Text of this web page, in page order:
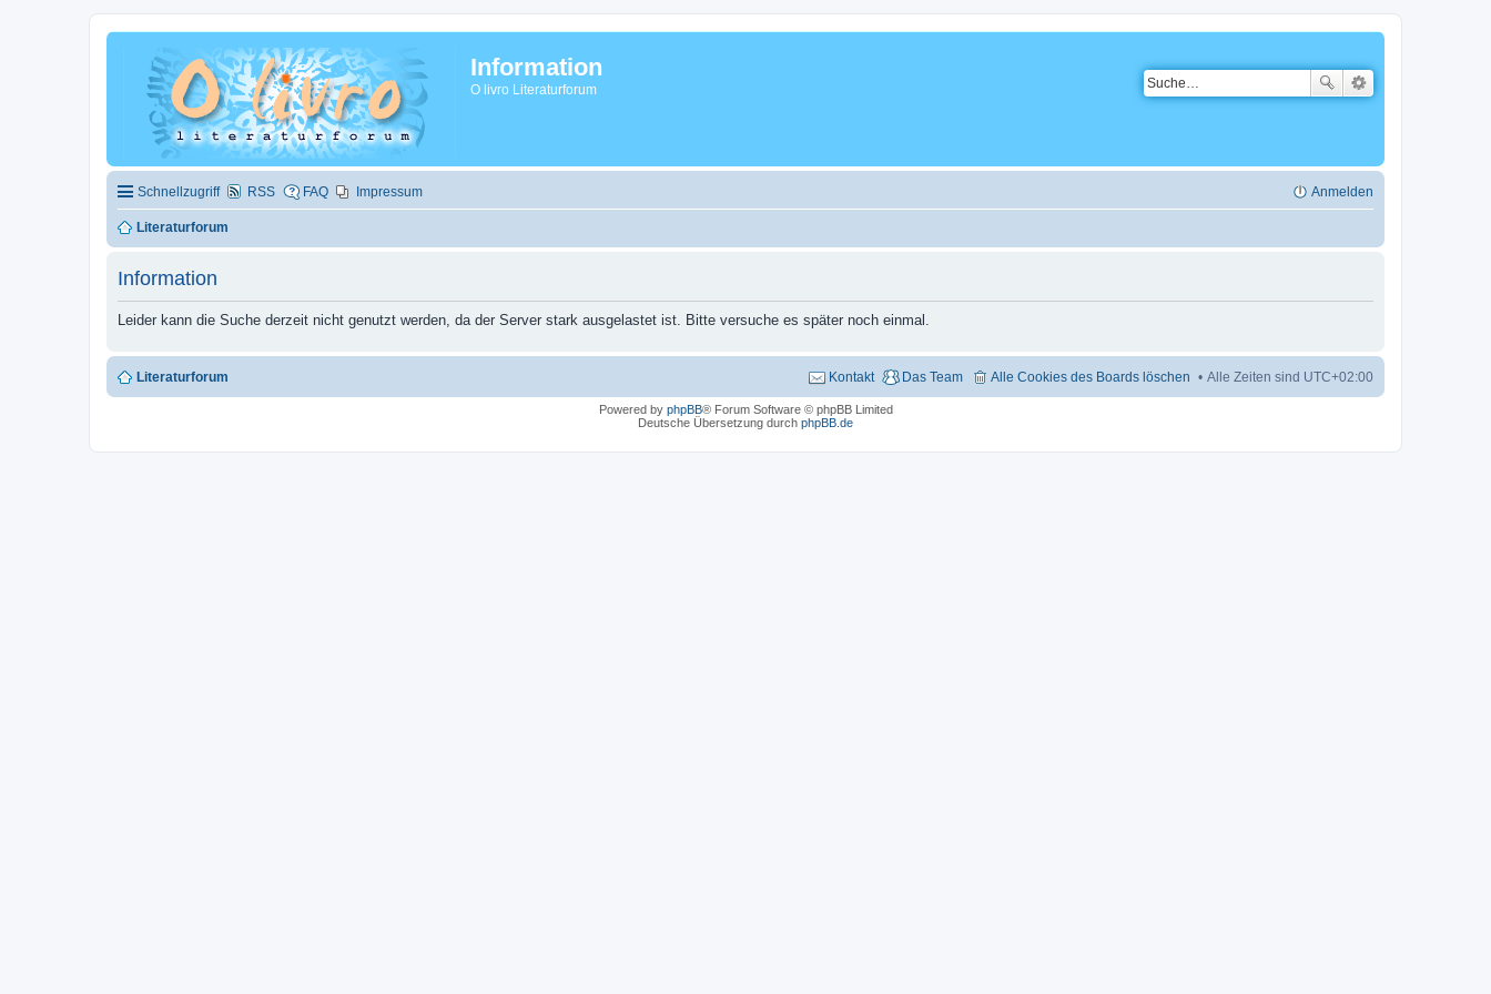
Information
O livro Literaturforum
Schnellzugriff RSS FAQ Impressum Anmelden
Literaturforum
Information
Leider kann die Suche derzeit nicht genutzt werden, da der Server stark ausgelastet ist. Bitte versuche es später noch einmal.
Literaturforum Alle Zeiten sind UTC+02:00
Alle Cookies des Boards löschen
Das Team
Kontakt
Powered by phpBB® Forum Software © phpBB Limited
Deutsche Übersetzung durch phpBB.de